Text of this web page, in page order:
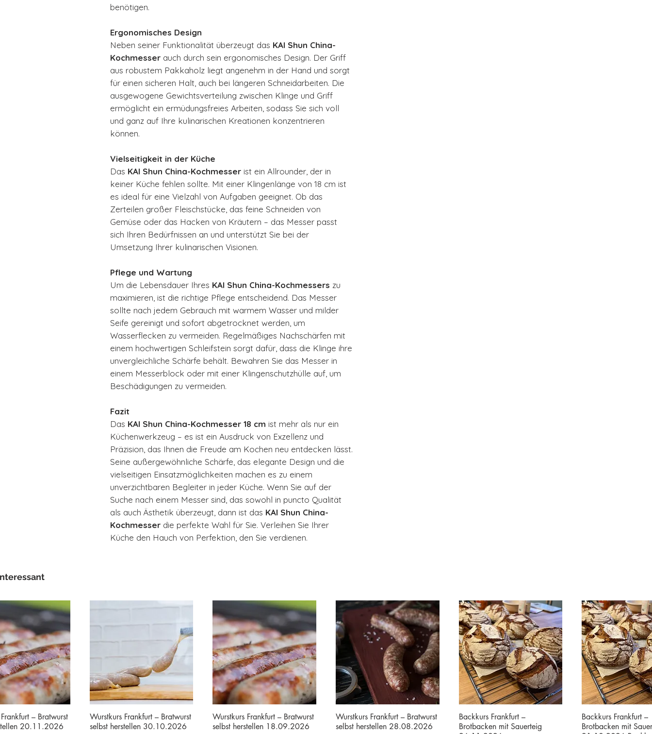
benötigen.
Ergonomisches Design
Neben seiner Funktionalität überzeugt das KAI Shun China-
Kochmesser auch durch sein ergonomisches Design. Der Griff
aus robustem Pakkaholz liegt angenehm in der Hand und sorgt
für einen sicheren Halt, auch bei längeren Schneidarbeiten. Die
ausgewogene Gewichtsverteilung zwischen Klinge und Griff
ermöglicht ein ermüdungsfreies Arbeiten, sodass Sie sich voll
und ganz auf Ihre kulinarischen Kreationen konzentrieren
können.
Vielseitigkeit in der Küche
Das KAI Shun China-Kochmesser ist ein Allrounder, der in
keiner Küche fehlen sollte. Mit einer Klingenlänge von 18 cm ist
es ideal für eine Vielzahl von Aufgaben geeignet. Ob das
Zerteilen großer Fleischstücke, das feine Schneiden von
Gemüse oder das Hacken von Kräutern – das Messer passt
sich Ihren Bedürfnissen an und unterstützt Sie bei der
Umsetzung Ihrer kulinarischen Visionen.
Pflege und Wartung
Um die Lebensdauer Ihres KAI Shun China-Kochmessers zu
maximieren, ist die richtige Pflege entscheidend. Das Messer
sollte nach jedem Gebrauch mit warmem Wasser und milder
Seife gereinigt und sofort abgetrocknet werden, um
Wasserflecken zu vermeiden. Regelmäßiges Nachschärfen mit
einem hochwertigen Schleifstein sorgt dafür, dass die Klinge ihre
unvergleichliche Schärfe behält. Bewahren Sie das Messer in
einem Messerblock oder mit einer Klingenschutzhülle auf, um
Beschädigungen zu vermeiden.
Fazit
Das KAI Shun China-Kochmesser 18 cm ist mehr als nur ein
Küchenwerkzeug – es ist ein Ausdruck von Exzellenz und
Präzision, das Ihnen die Freude am Kochen neu entdecken lässt.
Seine außergewöhnliche Schärfe, das elegante Design und die
vielseitigen Einsatzmöglichkeiten machen es zu einem
unverzichtbaren Begleiter in jeder Küche. Wenn Sie auf der
Suche nach einem Messer sind, das sowohl in puncto Qualität
als auch Ästhetik überzeugt, dann ist das KAI Shun China-
Kochmesser die perfekte Wahl für Sie. Verleihen Sie Ihrer
Küche den Hauch von Perfektion, den Sie verdienen.
– Bratwurst
20.11.2026
Wurstkurs Frankfurt – Bratwurst
selbst herstellen 30.10.2026
Wurstkurs Frankfurt – Bratwurst
selbst herstellen 18.09.2026
Wurstkurs Frankfurt – Bratwurst
selbst herstellen 28.08.2026
Backkurs Frankfurt –
Brotbacken mit Sauerteig
Backkurs Frankfurt –
Brotbacken mit